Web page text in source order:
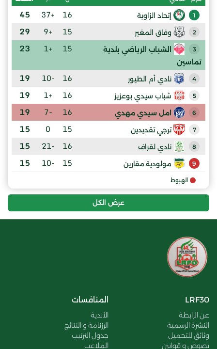
1 إتحاد الزاوية 16
+37
45
2 وفاق المغير 15
+9
29
3
الشباب الرياضي بلدية
تماسين
15
+1
23
4 نادي أم الطيور 16
-10
19
5 شباب سيدي بوعزيز 16
+1
19
6 امل سيدي مهدي 16
-7
19
7 ترجي تقديدين 15
0
15
8 نادي لقراف 16
-21
15
9 مولودية.مقارين 15
-10
15
الهبوط
عرض الكل
LRF30
عن الرابطة
النشرة الرسمية
وثائق للتحميل
نصوص و قوانين
المنافسات
الأندية
الرزنامة و النتائج
جدول الترتيب
الملاعب